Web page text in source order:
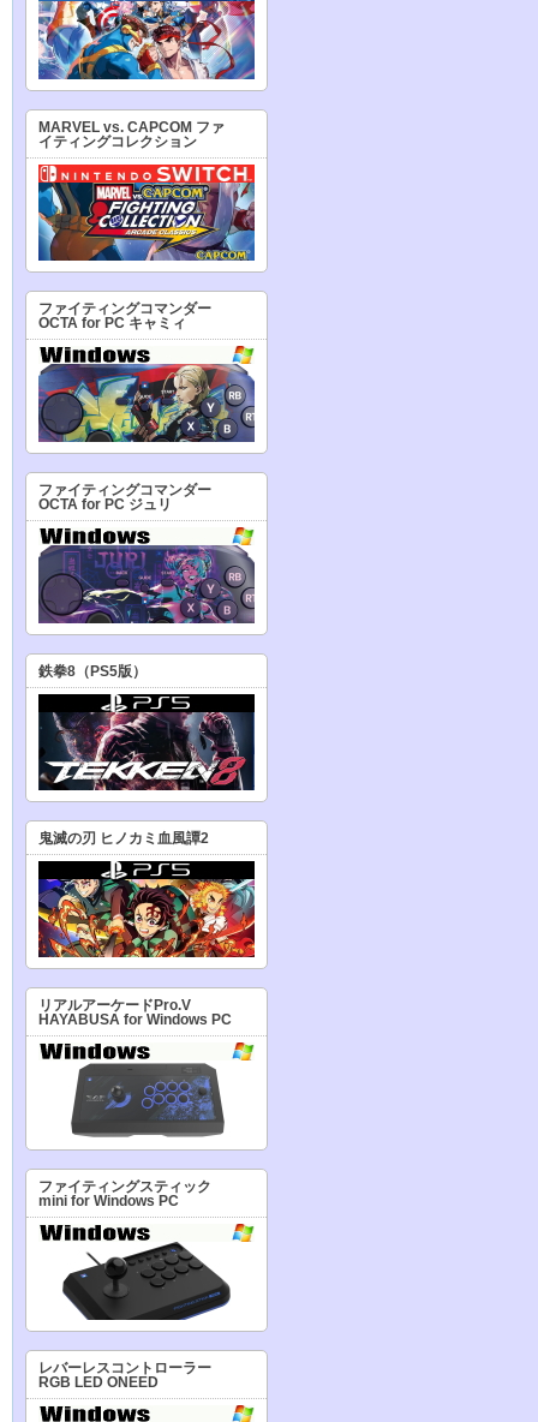
MARVEL vs. CAPCOM ファ
イティングコレクション
ファイティングコマンダー
OCTA for PC キャミィ
ファイティングコマンダー
OCTA for PC ジュリ
鉄拳8（PS5版）
鬼滅の刃 ヒノカミ血風譚2
リアルアーケードPro.V
HAYABUSA for Windows PC
ファイティングスティック
mini for Windows PC
レバーレスコントローラー
RGB LED ONEED